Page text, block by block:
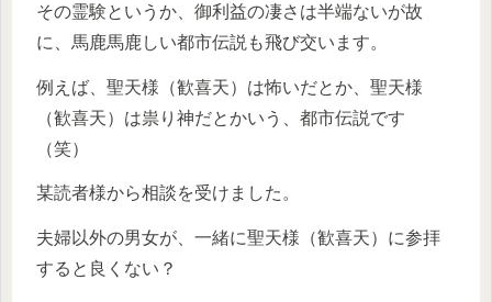
その霊験というか、御利益の凄さは半端ないが故
に、馬鹿馬鹿しい都市伝説も飛び交います。
例えば、聖天様（歓喜天）は怖いだとか、聖天様
（歓喜天）は祟り神だとかいう、都市伝説です
（笑）
某読者様から相談を受けました。
夫婦以外の男女が、一緒に聖天様（歓喜天）に参拝
すると良くない？